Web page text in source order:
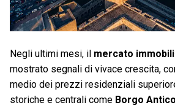
Negli ultimi mesi, il mercato
mostrato segnali di vivace crescita,
medio dei prezzi residenziali
storiche e centrali come Borgo Antico